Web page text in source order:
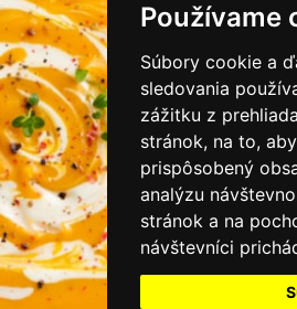
Používame
Súbory cookie a
sledovania
zážitku z
stránok, na to,
prispôsobený
analýzu
stránok a na
návštevníci
PRIHLÁSIŤ
Všeobecné
Ochrana
Cookies